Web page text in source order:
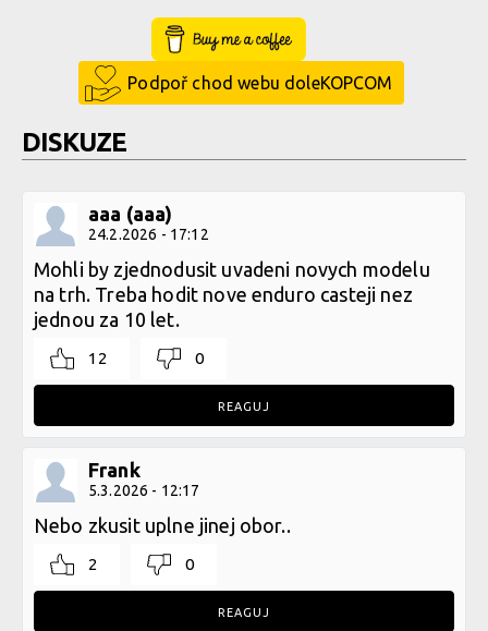
Buy Me a Coffee
Podpoř chod webu doleKOPCOM
DISKUZE
aaa (aaa)
24.2.2026 - 17:12
Mohli by zjednodusit uvadeni novych modelu
na trh. Treba hodit nove enduro casteji nez
jednou za 10 let.
12 0
REAGUJ
Frank
5.3.2026 - 12:17
Nebo zkusit uplne jinej obor..
2 0
REAGUJ